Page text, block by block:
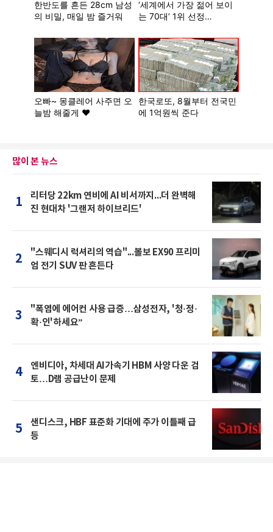
많이 본 뉴스
1
리터당 22km 연비에 AI 비서까지...더 완벽해
진 현대차 '그랜저 하이브리드'
2
"스웨디시 럭셔리의 역습"...볼보 EX90 프리미
엄 전기 SUV 판 흔든다
3
"폭염에 에어컨 사용 급증…삼성전자, '청·정·
확·인'하세요”
4
엔비디아, 차세대 AI가속기 HBM 사양 다운 검
토…D램 공급난이 문제
5
샌디스크, HBF 표준화 기대에 주가 이틀째 급
등